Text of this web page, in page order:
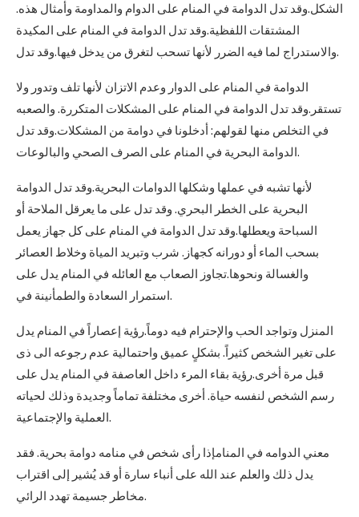
الشكل.وقد تدل الدوامة في المنام على الدوام والمداومة وأمثال هذه.
المشتقات اللفظية.وقد تدل الدوامة في المنام على المكيدة
والاستدراج لما فيه الضرر لأنها تسحب لتغرق من يدخل فيها.وقد تدل.
الدوامة في المنام على الدوار وعدم الاتزان لأنها تلف وتدور ولا
تستقر.وقد تدل الدوامة في المنام على المشكلات المتكررة. والصعبه
في التخلص منها لقولهم: أدخلونا في دوامة من المشكلات.وقد تدل
الدوامة البحرية في المنام على الصرف الصحي والبالوعات.
لأنها تشبه في عملها وشكلها الدوامات البحرية.وقد تدل الدوامة
البحرية على الخطر البحري. وقد تدل على ما يعرقل الملاحة أو
السباحة ويعطلها.وقد تدل الدوامة في المنام على كل جهاز يعمل
بسحب الماء أو دورانه كجهاز. شرب وتبريد المياة وخلاط العصائر
والغسالة ونحوها.تجاوز الصعاب مع العائله في المنام يدل على
استمرار السعادة والطمأنينة في.
المنزل وتواجد الحب والإحترام فيه دوماً.رؤية إعصاراً في المنام يدل
على تغير الشخص كثيراً. بشكلٍ عميق واحتمالية عدم رجوعه الى ذى
قبل مرة أخرى.رؤية بقاء المرء داخل العاصفة في المنام يدل على
رسم الشخص لنفسه حياة. أخرى مختلفة تماماً وجديدة وذلك لحياته
العملية والإجتماعية.
معني الدوامه في المنامإذا رأى شخص في منامه دوامة بحرية. فقد
يدل ذلك والعلم عند الله على أنباء سارة أو قد يُشير إلى اقتراب
مخاطر جسيمة تهدد الرائي.